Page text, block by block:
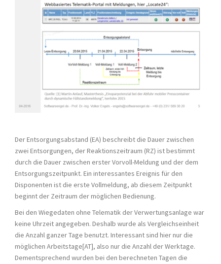
Der Entsorgungsabstand (EA) beschreibt die Dauer zwischen
zwei Entsorgungen, der Reaktionszeitraum (RZ) ist bestimmt
durch die Dauer zwischen erster Vorvoll-Meldung und der dem
Entsorgungszeitpunkt. Ein interessantes Ereignis für den
Disponenten ist die erste Vollmeldung, ab diesem Zeitpunkt
beginnt der Zeitraum der möglichen Bedienung.
Bei den Wiegedaten ohne Telematik der Verwertungsanlage war
keine Uhrzeit angegeben. Deshalb wurde als Vergleichseinheit
die Anzahl ganzer Tage benutzt. Interessant sind hier nur die
möglichen Arbeitstage[AT], also nur die Anzahl der Werktage.
Dementsprechend wurden bei den berechneten Tagen die